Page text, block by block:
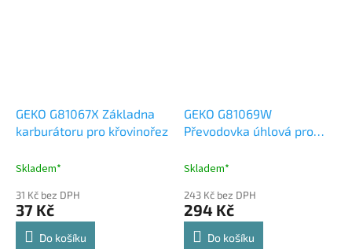
GEKO G81067X Základna
karburátoru pro křovinořez
Skladem*
31 Kč bez DPH
37 Kč
Do košíku
GEKO G81069W
Převodovka úhlová pro
hlava, 26 mm - náhradní
Skladem*
243 Kč bez DPH
294 Kč
Do košíku